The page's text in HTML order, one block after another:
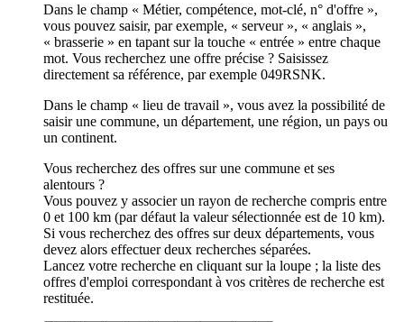
Dans le champ « Métier, compétence, mot-clé, n° d'offre »,
vous pouvez saisir, par exemple, « serveur », « anglais »,
« brasserie » en tapant sur la touche « entrée » entre chaque
mot. Vous recherchez une offre précise ? Saisissez
directement sa référence, par exemple 049RSNK.
Dans le champ « lieu de travail », vous avez la possibilité de
saisir une commune, un département, une région, un pays ou
un continent.
Vous recherchez des offres sur une commune et ses
alentours ?
Vous pouvez y associer un rayon de recherche compris entre
0 et 100 km (par défaut la valeur sélectionnée est de 10 km).
Si vous recherchez des offres sur deux départements, vous
devez alors effectuer deux recherches séparées.
Lancez votre recherche en cliquant sur la loupe ; la liste des
offres d'emploi correspondant à vos critères de recherche est
restituée.